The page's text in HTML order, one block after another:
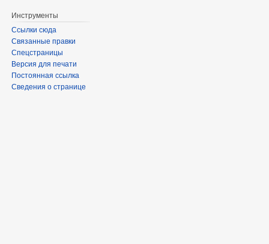
Инструменты
Ссылки сюда
Связанные правки
Спецстраницы
Версия для печати
Постоянная ссылка
Сведения о странице